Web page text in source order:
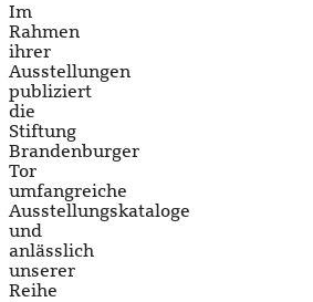
Im
Rahmen
ihrer
Ausstellungen
publiziert
die
Stiftung
Brandenburger
Tor
umfangreiche
Ausstellungskataloge
und
anlässlich
unserer
Reihe